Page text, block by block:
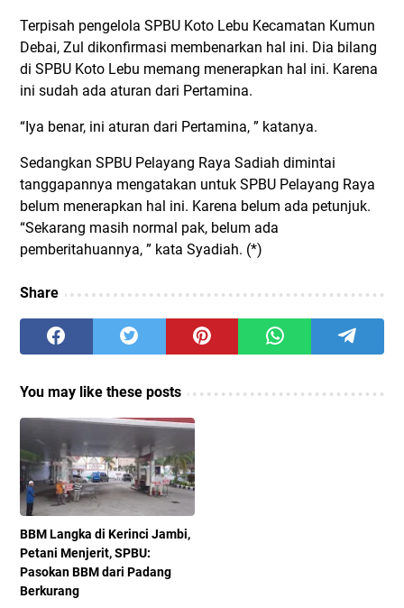
Terpisah pengelola SPBU Koto Lebu Kecamatan Kumun
Debai, Zul dikonfirmasi membenarkan hal ini. Dia bilang
di SPBU Koto Lebu memang menerapkan hal ini. Karena
ini sudah ada aturan dari Pertamina.
“Iya benar, ini aturan dari Pertamina, ” katanya.
Sedangkan SPBU Pelayang Raya Sadiah dimintai
tanggapannya mengatakan untuk SPBU Pelayang Raya
belum menerapkan hal ini. Karena belum ada petunjuk.
“Sekarang masih normal pak, belum ada
pemberitahuannya, ” kata Syadiah. (*)
Share
You may like these posts
BBM Langka di Kerinci Jambi,
Petani Menjerit, SPBU:
Pasokan BBM dari Padang
Berkurang